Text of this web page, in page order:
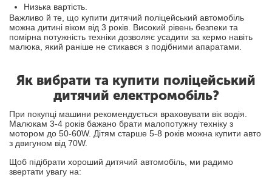
Низька вартість.
Важливо й те, що купити дитячий поліцейський автомобіль
можна дитині віком від 3 років. Високий рівень безпеки та
помірна потужність техніки дозволяє усадити за кермо навіть
малюка, який раніше не стикався з подібними апаратами.
Як вибрати та купити поліцейський
дитячий електромобіль?
При покупці машини рекомендується враховувати вік водія.
Малюкам 3-4 років бажано брати малопотужну техніку з
мотором до 50-60W. Дітям старше 5-8 років можна купити авто
з двигуном від 70W.
Щоб підібрати хороший дитячий автомобіль, ми радимо
звертати увагу на: